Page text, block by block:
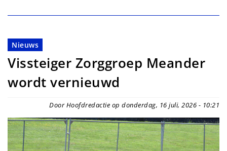
Nieuws
Vissteiger Zorggroep Meander
wordt vernieuwd
Door Hoofdredactie op donderdag, 16 juli, 2026 - 10:21